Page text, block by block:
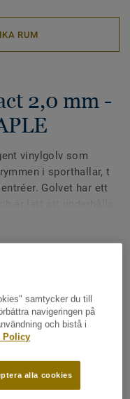
RUM
2,0 mm -
vinylgolv som
i sporthallar, t
Golvet har ett
samtycker du till
navigeringen på
och bistå i
Policy
alla cookies